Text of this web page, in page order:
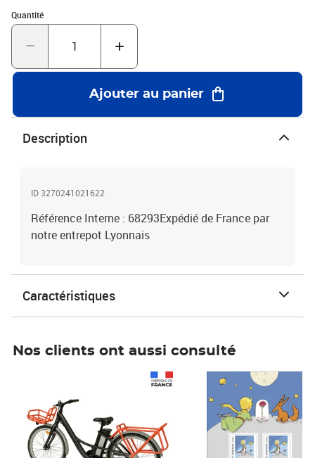
Quantité
Quantité : 1
Ajouter au panier
Description
ID 3270241021622
Référence Interne : 68293Expédié de France par
notre entrepot Lyonnais
Caractéristiques
Nos clients ont aussi consulté
Prix 7,50€